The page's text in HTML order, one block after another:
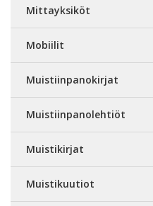
Mittayksiköt
Mobiilit
Muistiinpanokirjat
Muistiinpanolehtiöt
Muistikirjat
Muistikuutiot